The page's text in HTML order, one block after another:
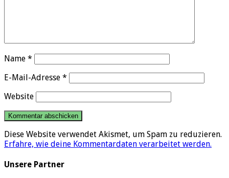
Name *
E-Mail-Adresse *
Website
Diese Website verwendet Akismet, um Spam zu reduzieren.
Erfahre, wie deine Kommentardaten verarbeitet werden.
Unsere Partner